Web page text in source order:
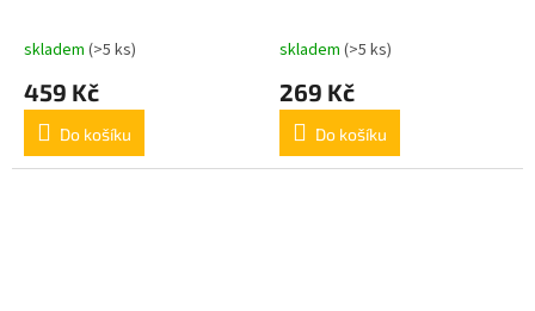
skladem (>5 ks)
459 Kč
Do košíku
skladem (>5 ks)
269 Kč
Do košíku